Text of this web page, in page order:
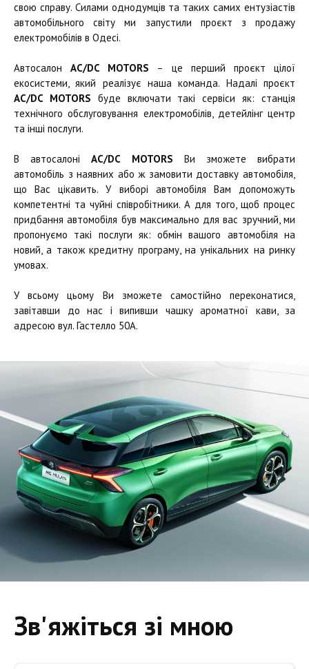
свою справу. Силами однодумців та таких самих ентузіастів
автомобільного світу ми запустили проєкт з продажу
електромобілів в Одесі.
АвтосалонAC/DC MOTORS – це перший проєкт цілої
екосистеми, який реалізує наша команда. Надалі проєкт
AC/DC MOTORS буде включати такі сервіси як: станція
технічного обслуговування електромобілів, детейлінг центр
та інші послуги.
В автосалоніAC/DC MOTORS Ви зможете вибрати
автомобіль з наявних або ж замовити доставку автомобіля,
що Вас цікавить. У виборі автомобіля Вам допоможуть
компетентні та чуйні співробітники. А для того, щоб процес
придбання автомобіля був максимально для вас зручний, ми
пропонуємо такі послуги як: обмін вашого автомобіля на
новий, а також кредитну програму, на унікальних на ринку
умовах.
У всьому цьому Ви зможете самостійно переконатися,
завітавши до нас і випивши чашку ароматної кави, за
адресою вул. Гастелло 50А.
Зв'яжіться зі мною